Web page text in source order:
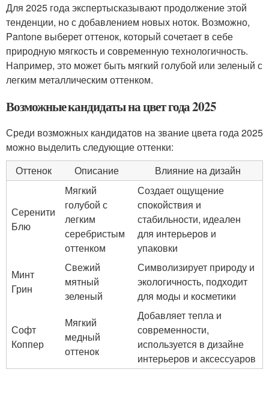
Для 2025 года экспертысказывают продолжение этой
тенденции, но с добавлением новых ноток. Возможно,
Pantone выберет оттенок, который сочетает в себе
природную мягкость и современную технологичность.
Например, это может быть мягкий голубой или зеленый с
легким металлическим оттенком.
Возможные кандидаты на цвет года 2025
Среди возможных кандидатов на звание цвета года 2025
можно выделить следующие оттенки:
Оттенок
Описание Влияние на дизайн
Серенити
Блю
Мягкий
голубой с
легким
серебристым
оттенком
Создает ощущение
спокойствия и
стабильности, идеален
для интерьеров и
упаковки
Минт
Грин
Свежий
мятный
зеленый
Символизирует природу и
экологичность, подходит
для моды и косметики
Софт
Коппер
Мягкий
медный
оттенок
Добавляет тепла и
современности,
используется в дизайне
интерьеров и аксессуаров